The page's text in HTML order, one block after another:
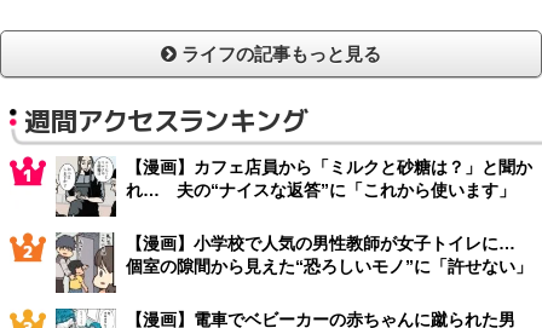
ライフの記事もっと見る
週間アクセスランキング
【漫画】カフェ店員から「ミルクと砂糖は？」と聞か
れ… 夫の“ナイスな返答”に「これから使います」
【漫画】小学校で人気の男性教師が女子トイレに…
個室の隙間から見えた“恐ろしいモノ”に「許せない」
【漫画】電車でベビーカーの赤ちゃんに蹴られた男